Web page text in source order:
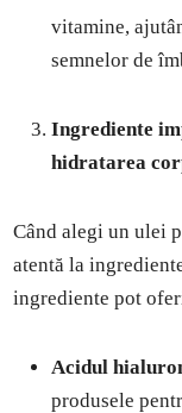
vitamine,
semnelor de
Ingrediente
hidratarea
Când alegi un ulei
atentă la
ingrediente pot
Acidul
produsele